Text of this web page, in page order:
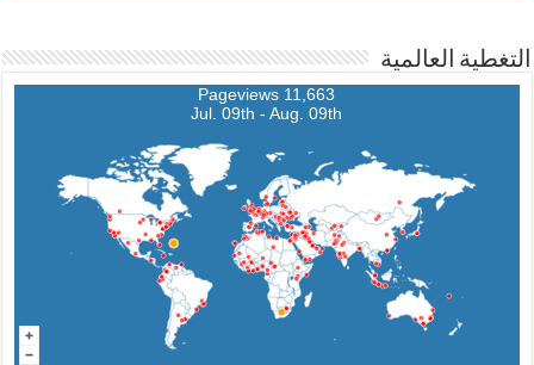
التغطية العالمية
11,663 Pageviews
Jul. 09th - Aug. 09th